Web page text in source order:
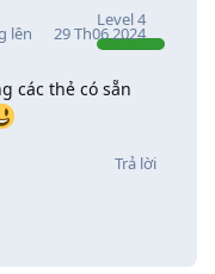
lên
Level4
29 Th06 2024
các thẻ có sẵn
Trả lời